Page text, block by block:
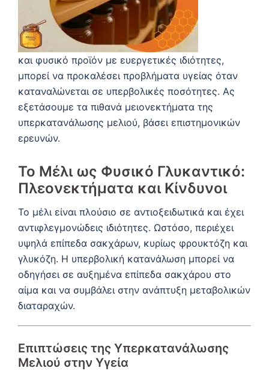
και φυσικό προϊόν με ευεργετικές ιδιότητες,
μπορεί να προκαλέσει προβλήματα υγείας όταν
καταναλώνεται σε υπερβολικές ποσότητες. Ας
εξετάσουμε τα πιθανά μειονεκτήματα της
υπερκατανάλωσης μελιού, βάσει επιστημονικών
ερευνών.
Το Μέλι ως Φυσικό Γλυκαντικό:
Πλεονεκτήματα και Κίνδυνοι
Το μέλι είναι πλούσιο σε αντιοξειδωτικά και έχει
αντιφλεγμονώδεις ιδιότητες. Ωστόσο, περιέχει
υψηλά επίπεδα σακχάρων, κυρίως φρουκτόζη και
γλυκόζη. Η υπερβολική κατανάλωση μπορεί να
οδηγήσει σε αυξημένα επίπεδα σακχάρου στο
αίμα και να συμβάλει στην ανάπτυξη μεταβολικών
διαταραχών.
Επιπτώσεις της Υπερκατανάλωσης
Μελιού στην Υγεία